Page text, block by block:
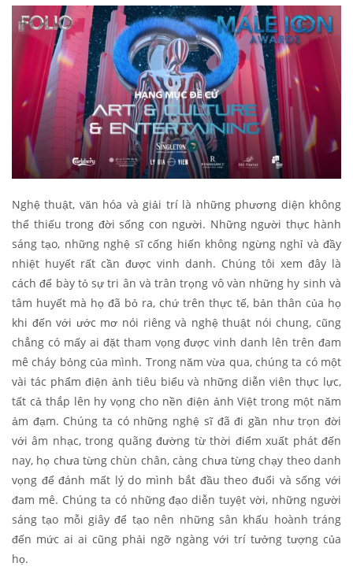
Nghệ thuật, văn hóa và giải trí là những phương diện không
thể thiếu trong đời sống con người. Những người thực hành
sáng tạo, những nghệ sĩ cống hiến không ngừng nghỉ và đầy
nhiệt huyết rất cần được vinh danh. Chúng tôi xem đây là
cách để bày tỏ sự tri ân và trân trọng vô vàn những hy sinh và
tâm huyết mà họ đã bỏ ra, chứ trên thực tế, bản thân của họ
khi đến với ước mơ nói riêng và nghệ thuật nói chung, cũng
chẳng có mấy ai đặt tham vọng được vinh danh lên trên đam
mê cháy bỏng của mình. Trong năm vừa qua, chúng ta có một
vài tác phẩm điện ảnh tiêu biểu và những diễn viên thực lực,
tất cả thắp lên hy vọng cho nền điện ảnh Việt trong một năm
ảm đạm. Chúng ta có những nghệ sĩ đã đi gần như trọn đời
với âm nhạc, trong quãng đường từ thời điểm xuất phát đến
nay, họ chưa từng chùn chân, càng chưa từng chạy theo danh
vọng để đánh mất lý do mình bắt đầu theo đuổi và sống với
đam mê. Chúng ta có những đạo diễn tuyệt vời, những người
sáng tạo mỗi giây để tạo nên những sân khấu hoành tráng
đến mức ai ai cũng phải ngỡ ngàng với trí tưởng tượng của
họ.